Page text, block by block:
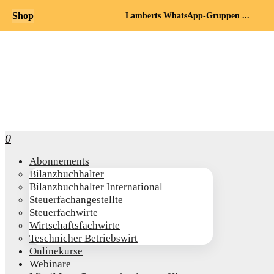
0
Abon­ne­ments
Bilanz­buch­hal­ter
Bilanz­buch­hal­ter International
Steu­er­fach­an­ge­stell­te
Steu­er­fach­wir­te
Wirt­schafts­fach­wir­te
Teschni­cher Betriebswirt
Online­kur­se
Web­i­na­re
Shop Lamberts WhatsApp-Gruppen ...